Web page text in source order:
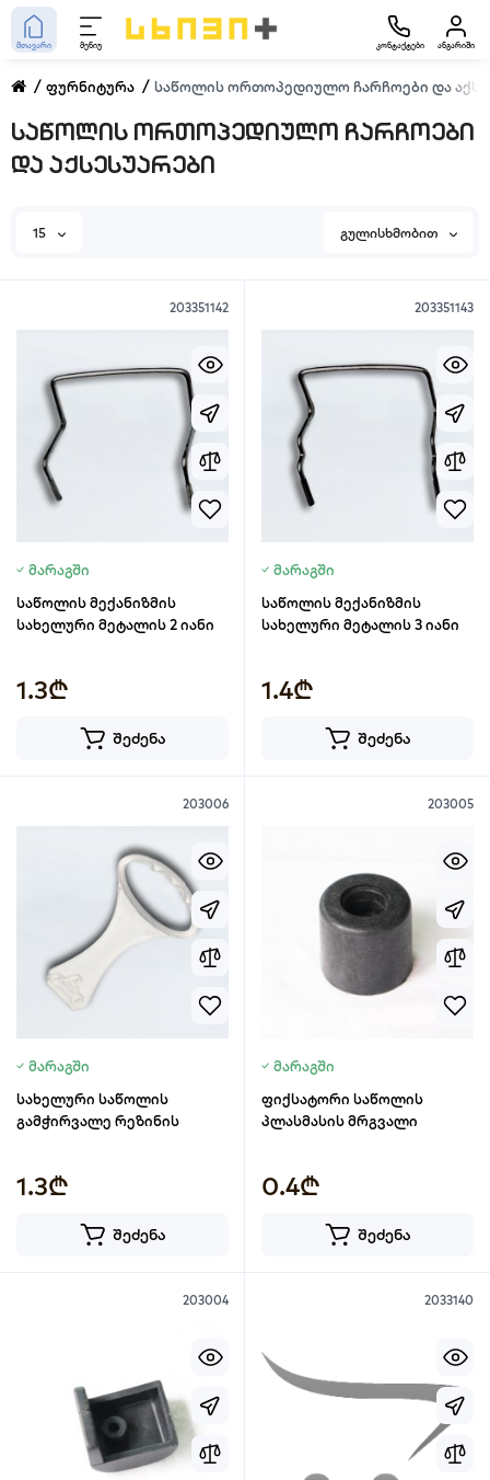
მთავარი მენიუ კონტაქტები ანგარიში
ფურნიტურა საწოლის ორთოპედიულო ჩარჩოები და
საწოლის ორთოპედიულო ჩარჩოები
და აქსესუარები
15 გულისხმობით
203351142
მარაგში
საწოლის მექანიზმის
სახელური მეტალის 2 იანი
1.3₾
შეძენა
203351143
მარაგში
საწოლის მექანიზმის
სახელური მეტალის 3 იანი
1.4₾
შეძენა
203006
მარაგში
სახელური საწოლის
გამჭირვალე რეზინის
1.3₾
შეძენა
203005
მარაგში
ფიქსატორი საწოლის
პლასმასის მრგვალი
0.4₾
შეძენა
203004 2033140